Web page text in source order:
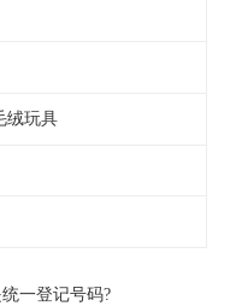
绒玩具
一登记号码?